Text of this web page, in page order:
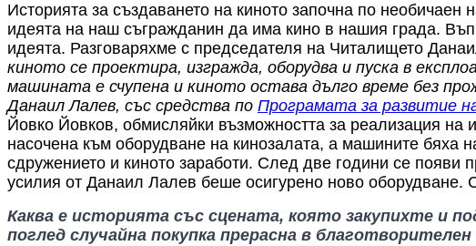
Историята за създаването на киното започна по необичаен
идеята на наш съгражданин да има кино в нашия града.
идеята. Разговаряхме с председателя на Читалището
киното се проектира, изгражда, оборудва и пуска в
машината е счупена и киното остава дълго време без
Данаил Лалев, със средства по Програмата за развитие
Йовко Йовков, обмисляйки възможността за реализация
насочена към оборудване на кинозалата, а машините бяха
сдружението и киното заработи. След две години се появи
усилия от Данаил Лалев беше осигурено ново оборудване.
Каква е историята със сцената, която закупихте и
поглед случайна покупка прерасна в